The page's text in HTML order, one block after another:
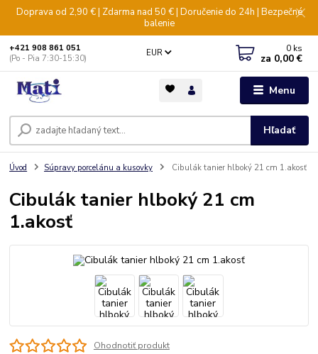
Doprava od 2,90 € | Zdarma nad 50 € | Doručenie do 24h | Bezpečné
balenie
Menu
EUR
Hľadať
+421 908 861 051
(Po - Pia 7:30-15:30)
0 ks
za 0,00 €
Úvod Súpravy porcelánu a kusovky Cibulák tanier hlboký 21 cm 1.akosť
Cibulák tanier hlboký 21 cm
1.akosť
Ohodnotiť produkt